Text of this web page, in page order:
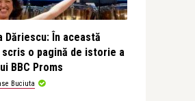
Dăriescu: În această
scris o pagină de istorie a
BBC Proms
Buciuta